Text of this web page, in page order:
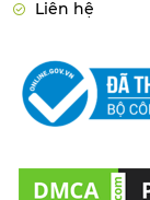
Liên hệ